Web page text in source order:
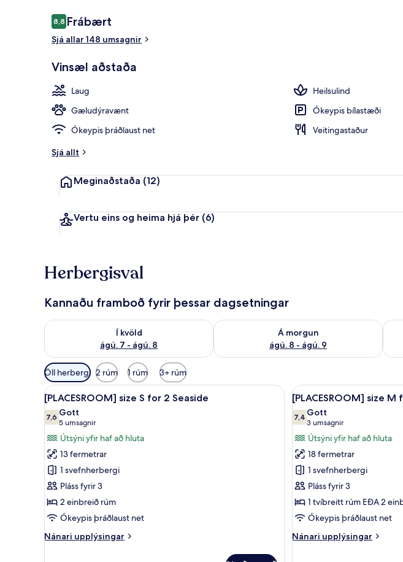
Umsagnir
8,88,8 af 10
Frábært
Sjá allar 148 umsagnir
Vinsæl aðstaða
Laug
Heilsulind
Gæludýravænt
Ókeypis bílastæði
Ókeypis þráðlaust net
Veitingastaður
Sjá allt
Meginaðstaða (12)
Vertu eins og heima hjá þér (6)
Herbergisval
Kannaðu framboð fyrir þessar dagsetningar
Í kvöld
ágú. 7 - ágú. 8
Athuga framboð í kvöld ágú. 7 - ágú. 8
Á morgun
ágú. 8 - ágú. 9
Athuga framboð á morgun ágú. 8 - ágú. 9
Síur
í
boði
fyrir
herbergi
Öll herbergi 2 rúm 1 rúm 3+ rúm
Skoða
allar
myndir
fyrir
[PLACESROOM]
size
S
for
2
Seaside
Skrifborð, myrkratjöld/-gardínur, ókeypis þráðlaus nettenging,
5
[PLACESROOM] size S for 2 Seaside
7,67,6 af 10
Gott
5 umsagnir
(5
umsagnir)
Útsýni yfir haf að hluta
13 fermetrar
1 svefnherbergi
Pláss fyrir 3
2 einbreið rúm
Ókeypis þráðlaust net
Nánari upplýsingar
Nánari
Skoða
allar
myndir
fyrir
[PLACESROOM]
size
M
for
2
Seaside
6
[PLACESROOM] size M
7,47,4 af 10
Gott
3 umsagnir
(3
umsagnir)
Útsýni yfir haf að hluta
18 fermetrar
1 svefnherbergi
Pláss fyrir 3
1 tvíbreitt rúm EÐA 2
Ókeypis þráðlaust net
Nánari upplýsingar
Nánari